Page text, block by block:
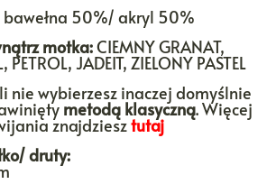
bawełna 50%/ akryl 50%
motka:CIEMNY GRANAT,
PETROL, JADEIT, ZIELONY PASTEL
nie wybierzesz inaczej domyślnie
metodą klasyczną. Więcej
znajdziesztutaj
druty: